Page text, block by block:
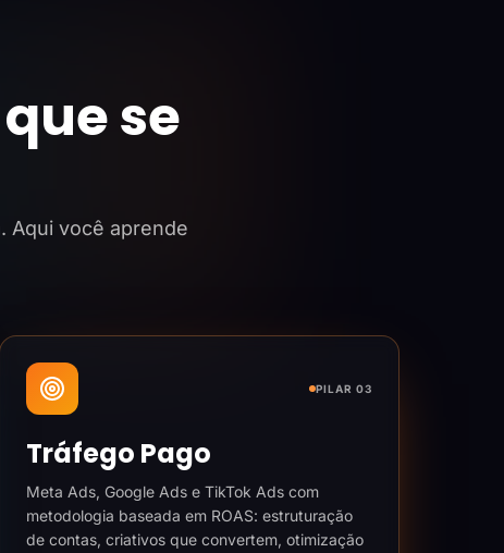
que se
Aqui você aprende
PILAR 03
Tráfego Pago
Meta Ads, Google Ads e TikTok Ads com
metodologia baseada em ROAS: estruturação
de contas, criativos que convertem, otimização